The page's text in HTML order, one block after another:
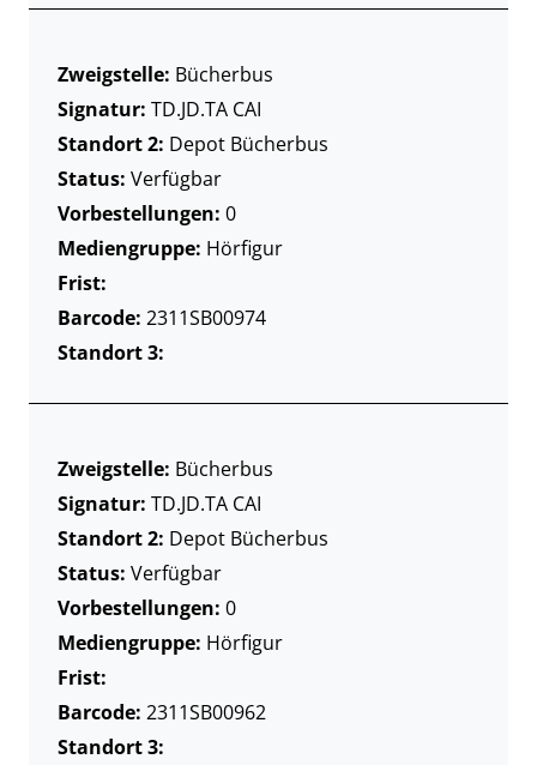
Zweigstelle: Bücherbus
Signatur: TD.JD.TA CAI
Standort 2: Depot Bücherbus
Status: Verfügbar
Vorbestellungen: 0
Mediengruppe: Hörfigur
Frist:
Barcode: 2311SB00974
Standort 3:
Zweigstelle: Bücherbus
Signatur: TD.JD.TA CAI
Standort 2: Depot Bücherbus
Status: Verfügbar
Vorbestellungen: 0
Mediengruppe: Hörfigur
Frist:
Barcode: 2311SB00962
Standort 3: